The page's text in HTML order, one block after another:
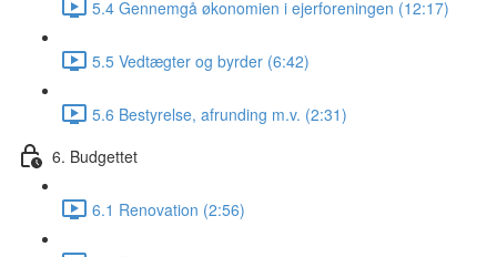
5.4 Gennemgå økonomien i ejerforeningen (12:17)
5.5 Vedtægter og byrder (6:42)
5.6 Bestyrelse, afrunding m.v. (2:31)
6. Budgettet
6.1 Renovation (2:56)